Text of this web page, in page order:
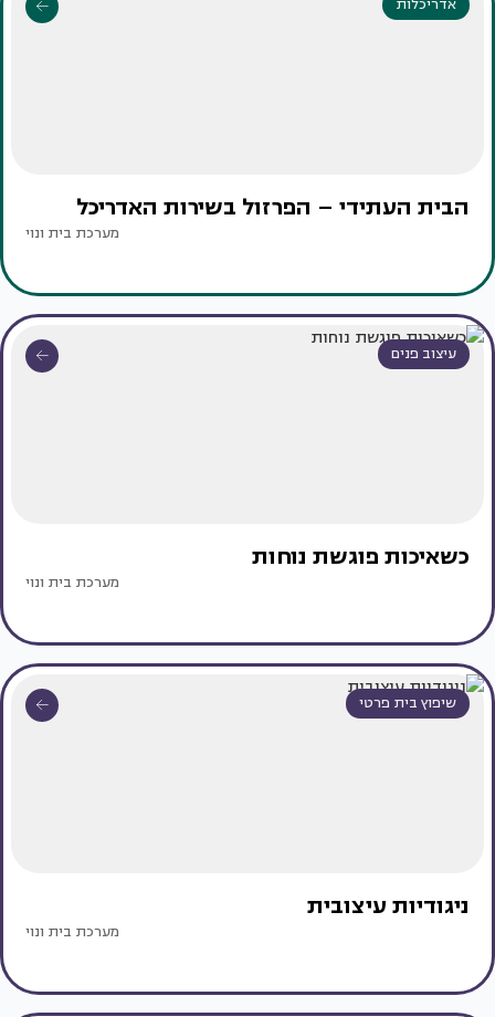
אדריכלות
הבית העתידי – הפרזול בשירות האדריכל
מערכת בית ונוי
עיצוב פנים
כשאיכות פוגשת נוחות
מערכת בית ונוי
שיפוץ בית פרטי
ניגודיות עיצובית
מערכת בית ונוי